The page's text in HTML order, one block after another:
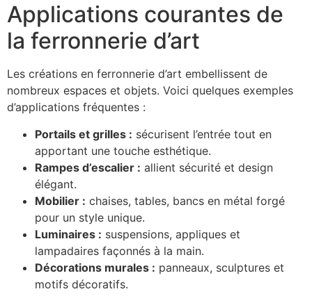
Applications courantes de
la ferronnerie d’art
Les créations en ferronnerie d’art embellissent de
nombreux espaces et objets. Voici quelques exemples
d’applications fréquentes :
Portails et grilles : sécurisent l’entrée tout en
apportant une touche esthétique.
Rampes d’escalier : allient sécurité et design
élégant.
Mobilier : chaises, tables, bancs en métal forgé
pour un style unique.
Luminaires : suspensions, appliques et
lampadaires façonnés à la main.
Décorations murales : panneaux, sculptures et
motifs décoratifs.